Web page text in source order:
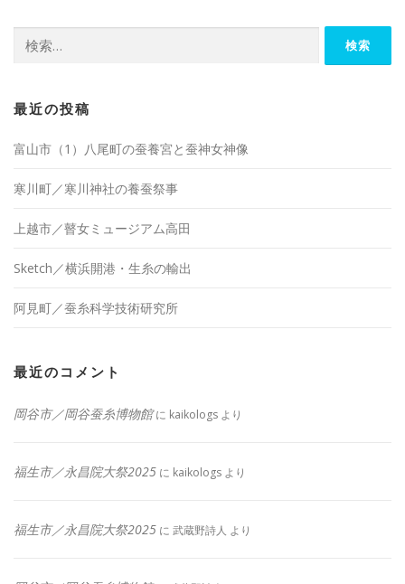
索:
最近の投稿
富山市（1）八尾町の蚕養宮と蚕神女神像
寒川町／寒川神社の養蚕祭事
上越市／瞽女ミュージアム高田
Sketch／横浜開港・生糸の輸出
阿見町／蚕糸科学技術研究所
最近のコメント
岡谷市／岡谷蚕糸博物館に kaikologs より
福生市／永昌院大祭2025 に kaikologs より
福生市／永昌院大祭2025 に 武蔵野詩人 より